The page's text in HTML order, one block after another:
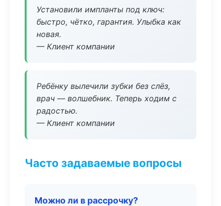
Установили импланты под ключ:
быстро, чётко, гарантия. Улыбка как
новая.
— Клиент компании
Ребёнку вылечили зубки без слёз,
врач — волшебник. Теперь ходим с
радостью.
— Клиент компании
Часто задаваемые вопросы
Можно ли в рассрочку?